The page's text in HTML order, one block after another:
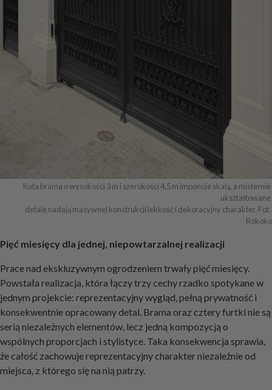
Kuta brama o wysokości 3 m i szerokości 4,5 m imponuje skalą, a misternie
ukształtowane
detale nadają masywnej konstrukcji lekkość i dekoracyjny charakter. Fot.
Rokoko
Pięć miesięcy dla jednej, niepowtarzalnej realizacji
Prace nad ekskluzywnym ogrodzeniem trwały pięć miesięcy.
Powstała realizacja, która łączy trzy cechy rzadko spotykane w
jednym projekcie: reprezentacyjny wygląd, pełną prywatność i
konsekwentnie opracowany detal. Brama oraz cztery furtki nie są
serią niezależnych elementów, lecz jedną kompozycją o
wspólnych proporcjach i stylistyce. Taka konsekwencja sprawia,
że całość zachowuje reprezentacyjny charakter niezależnie od
miejsca, z którego się na nią patrzy.